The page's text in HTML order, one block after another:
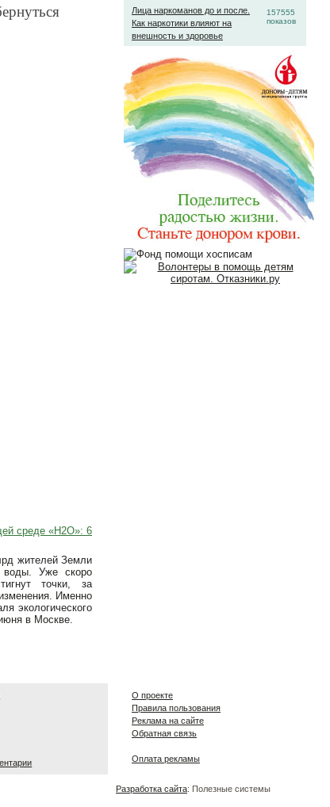
157555
показов
Лица наркоманов до и после.
Как наркотики влияют на
внешность и здоровье
среде «H2O»: 6
жителей Земли
воды. Уже скоро
точки, за
Именно
экологического
в Москве.
О проекте
Правила пользования
Реклама на сайте
Обратная связь
Оплата рекламы
Разработка сайта: Полезные системы